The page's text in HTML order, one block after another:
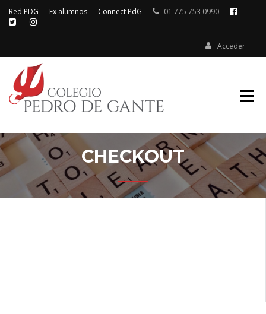
Red PDG Ex alumnos Connect PdG 01 775 753 0990
Acceder
PEDRO DE
CHECKOUT